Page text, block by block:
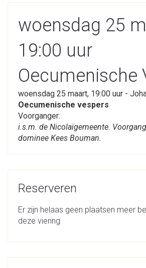
woensdag 25
19:00 uur
Oecumenische
woensdag 25 maart, 19:00 uur -
Oecumenische vespers
Voorganger:
i.s.m. de Nicolaïgemeente.
dominee Kees Bouman.
Reserveren
Er zijn helaas geen plaatsen meer
deze viering